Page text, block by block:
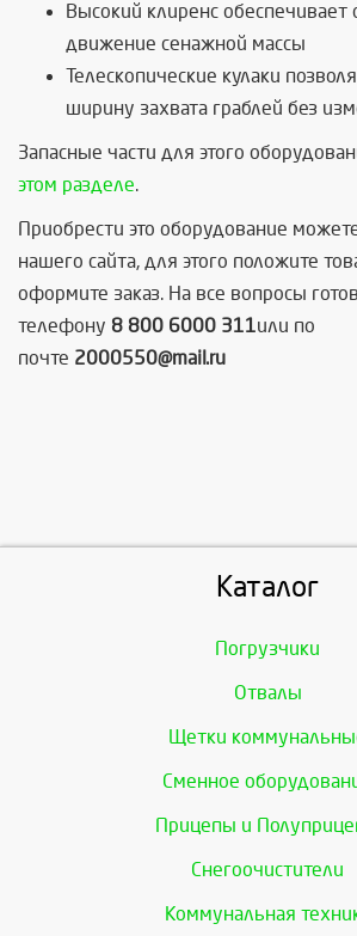
Высокий клиренс обеспечивает
движение сенажной массы
Телескопические кулаки
ширину захвата граблей без
Запасные части для этого
этом разделе.
Приобрести это оборудование
нашего сайта, для этого положите
оформите заказ. На все вопросы
телефону 8 800 6000 311или по
почте 2000550@mail.ru
Каталог
Погрузчики
Отвалы
Щетки
Сменное
Прицепы и
Снегоочистители
Коммунальная